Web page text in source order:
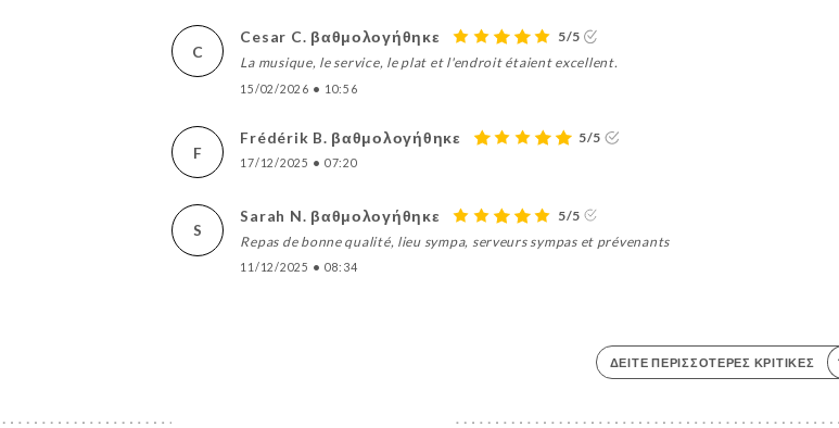
C
Cesar C. βαθμολογήθηκε
5/5
La musique, le service, le plat et l'endroit étaient excellent.
15/02/2026 • 10:56
F
Frédérik B. βαθμολογήθηκε 5/5
17/12/2025 • 07:20
S
Sarah N. βαθμολογήθηκε
5/5
Repas de bonne qualité, lieu sympa, serveurs sympas et prévenants
11/12/2025 • 08:34
ΔΕΊΤΕ ΠΕΡΙΣΣΌΤΕΡΕΣ ΚΡΙΤΙΚΈΣ